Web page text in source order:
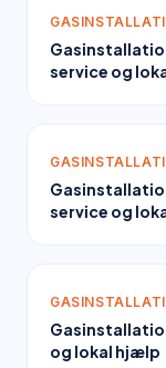
service og
service og
og lokal hjælp